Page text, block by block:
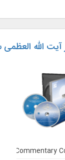
آیت الله
Commentary